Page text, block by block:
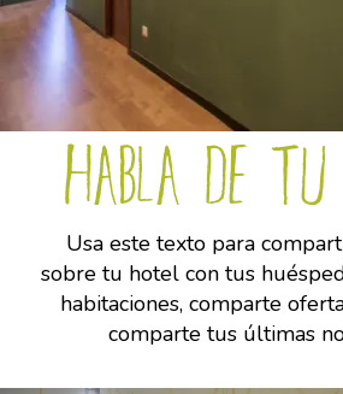
Habla de
Usa este texto para
sobre tu hotel con tus
habitaciones, comparte
comparte tus últimas